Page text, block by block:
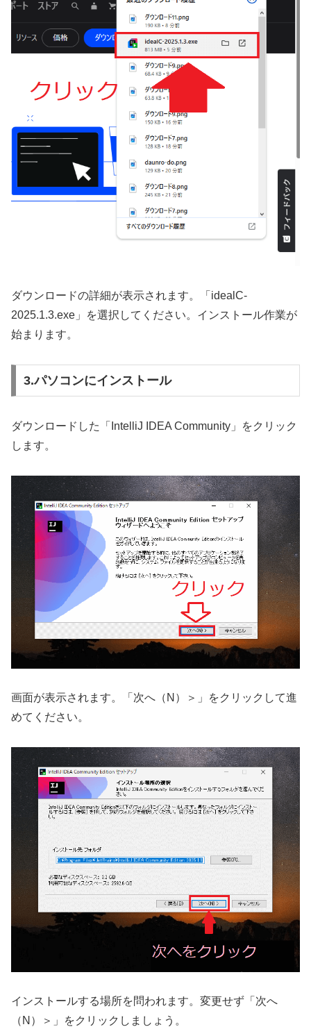
ダウンロードの詳細が表示されます。「idealC-
2025.1.3.exe」を選択してください。インストール作業が
始まります。
3.パソコンにインストール
ダウンロードした「IntelliJ IDEA Community」をクリック
します。
画面が表示されます。「次へ（N）＞」をクリックして進
めてください。
インストールする場所を問われます。変更せず「次へ
（N）＞」をクリックしましょう。